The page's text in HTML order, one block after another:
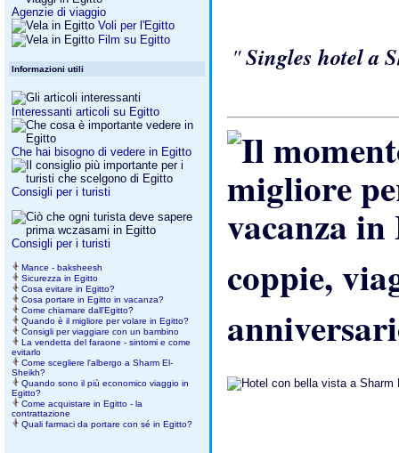
Agenzie di viaggio
Voli per l'Egitto
Film su Egitto
Informazioni utili
Interessanti articoli su Egitto
Che hai bisogno di vedere in Egitto
Consigli per i turisti
Consigli per i turisti
Mance - baksheesh
Sicurezza in Egitto
Cosa evitare in Egitto?
Cosa portare in Egitto in vacanza?
Come chiamare dall'Egitto?
Quando è il migliore per volare in Egitto?
Consigli per viaggiare con un bambino
La vendetta del faraone - sintomi e come
evitarlo
Come scegliere l'albergo a Sharm El-
Sheikh?
Quando sono il più economico viaggio in
Egitto?
Come acquistare in Egitto - la
contrattazione
Quali farmaci da portare con sé in Egitto?
"Singles hotel a
coppie,